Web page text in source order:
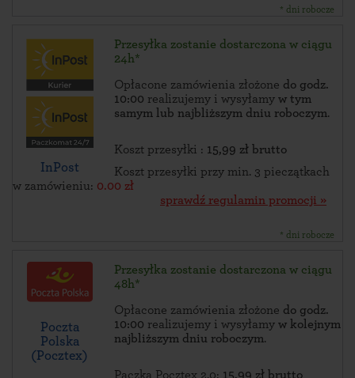
* dni robocze
InPost
Przesyłka zostanie dostarczona w ciągu
24h*
Opłacone zamówienia złożone do godz.
10:00 realizujemy i wysyłamy w tym
samym lub najbliższym dniu roboczym.
Koszt przesyłki : 15,99 zł brutto
Koszt przesyłki przy min. 3 pieczątkach
w zamówieniu: 0.00 zł
sprawdź regulamin promocji »
* dni robocze
Poczta
Polska
(Pocztex)
Przesyłka zostanie dostarczona w ciągu
48h*
Opłacone zamówienia złożone do godz.
10:00 realizujemy i wysyłamy w kolejnym
najbliższym dniu roboczym.
Paczka Pocztex 2.0: 15,99 zł brutto